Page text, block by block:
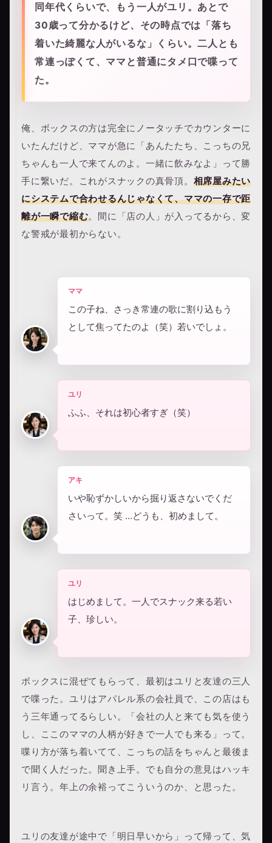
同年代くらいで、もう一人がユリ。あとで
30歳って分かるけど、その時点では「落ち
着いた綺麗な人がいるな」くらい。二人とも
常連っぽくて、ママと普通にタメ口で喋って
た。
俺、ボックスの方は完全にノータッチでカウンターに
いたんだけど、ママが急に「あんたたち、こっちの兄
ちゃんも一人で来てんのよ。一緒に飲みなよ」って勝
手に繋いだ。これがスナックの真骨頂。 相席屋みたい
にシステムで合わせるんじゃなくて、ママの一存で距
離が一瞬で縮む。間に「店の人」が入ってるから、変
な警戒が最初からない。
ママ
この子ね、さっき常連の歌に割り込もう
として焦ってたのよ（笑）若いでしょ。
ユリ
ふふ、それは初心者すぎ（笑）
アキ
いや恥ずかしいから掘り返さないでくだ
さいって。笑 …どうも、初めまして。
ユリ
はじめまして。一人でスナック来る若い
子、珍しい。
ボックスに混ぜてもらって、最初はユリと友達の三人
で喋った。ユリはアパレル系の会社員で、この店はも
う三年通ってるらしい。「会社の人と来ても気を使う
し、ここのママの人柄が好きで一人でも来る」って。
喋り方が落ち着いてて、こっちの話をちゃんと最後ま
で聞く人だった。聞き上手。でも自分の意見はハッキ
リ言う。年上の余裕ってこういうのか、と思った。
ユリの友達が途中で「明日早いから」って帰って、気